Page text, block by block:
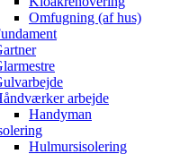
Omfugning (af hus)
arbejde
Handyman
Hulmursisolering